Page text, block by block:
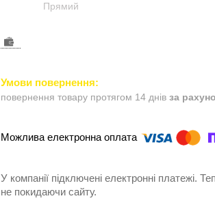
Прямий
повернення товару протягом 14 днів за
У компанії підключені електронні платежі.
не покидаючи сайту.